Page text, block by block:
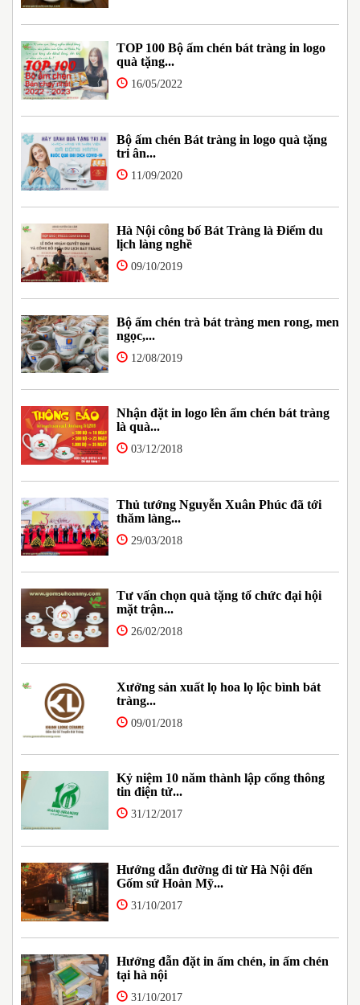
TOP 100 Bộ ấm chén bát tràng in logo
quà tặng...
16/05/2022
Bộ ấm chén Bát tràng in logo quà tặng
tri ân...
11/09/2020
Hà Nội công bố Bát Tràng là Điểm du
lịch làng nghề
09/10/2019
Bộ ấm chén trà bát tràng men rong, men
ngọc,...
12/08/2019
Nhận đặt in logo lên ấm chén bát tràng
là quà...
03/12/2018
Thủ tướng Nguyễn Xuân Phúc đã tới
thăm làng...
29/03/2018
Tư vấn chọn quà tặng tổ chức đại hội
mặt trận...
26/02/2018
Xưởng sản xuất lọ hoa lọ lộc bình bát
tràng...
09/01/2018
Kỷ niệm 10 năm thành lập cổng thông
tin điện tử...
31/12/2017
Hướng dẫn đường đi từ Hà Nội đến
Gốm sứ Hoàn Mỹ...
31/10/2017
Hướng đẫn đặt in ấm chén, in ấm chén
tại hà nội
31/10/2017